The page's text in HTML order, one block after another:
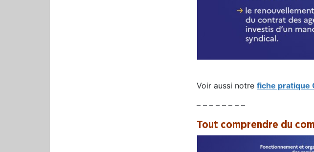
Voir aussi notre fiche pratique
– – – – – – – –
Tout comprendre du